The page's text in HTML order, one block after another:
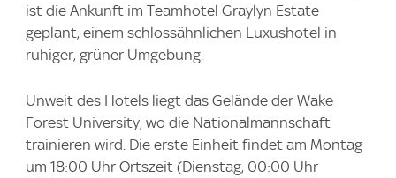
ist die Ankunft im Teamhotel Graylyn Estate
geplant, einem schlossähnlichen Luxushotel in
ruhiger, grüner Umgebung.
Unweit des Hotels liegt das Gelände der Wake
Forest University, wo die Nationalmannschaft
trainieren wird. Die erste Einheit findet am Montag
um 18:00 Uhr Ortszeit (Dienstag, 00:00 Uhr